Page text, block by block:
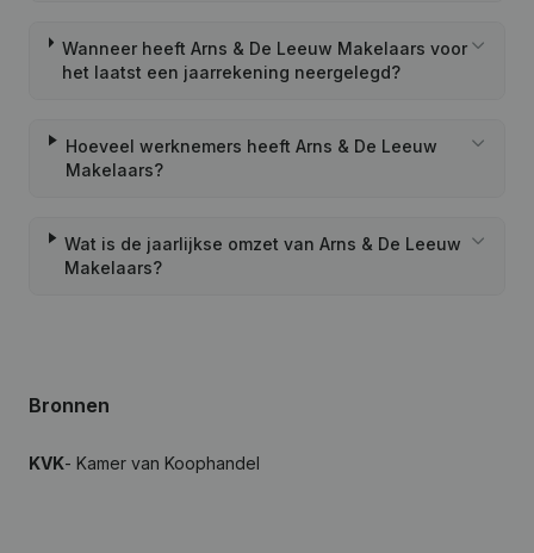
Wanneer heeft Arns & De Leeuw Makelaars voor
het laatst een jaarrekening neergelegd?
Hoeveel werknemers heeft Arns & De Leeuw
Makelaars?
Wat is de jaarlijkse omzet van Arns & De Leeuw
Makelaars?
Bronnen
KVK- Kamer van Koophandel